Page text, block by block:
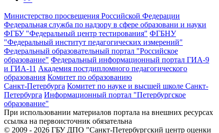
Министерство просвещения Российской Федерации
Федеральная служба по надзору в сфере образовани и науки
ФГБУ "Федеральный центр тестирования" ФГБНУ
"Федеральный институт педагогических измерений"
Федеральный образовательный портал "Российское
образование" Федеральный информационный портал ГИА-9
и ГИА-11 Академия постдипломного педагогического
образования Комитет по образованию
Санкт-Петербурга Комитет по науке и высшей школе Санкт-
Петербурга Информационный портал "Петербургское
образование"
При использовании материалов портала на внешних ресурсах
ссылка на первоисточник обязательна
© 2009 - 2026 ГБУ ДПО "Санкт-Петербургский центр оценки